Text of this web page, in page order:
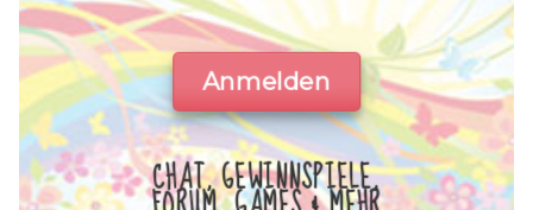
Anmelden
CHAT, GEWINNSPIELE,